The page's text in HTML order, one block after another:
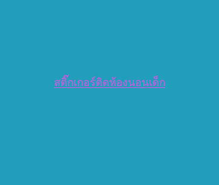
สติ๊กเกอร์ติดห้องนอนเด็ก